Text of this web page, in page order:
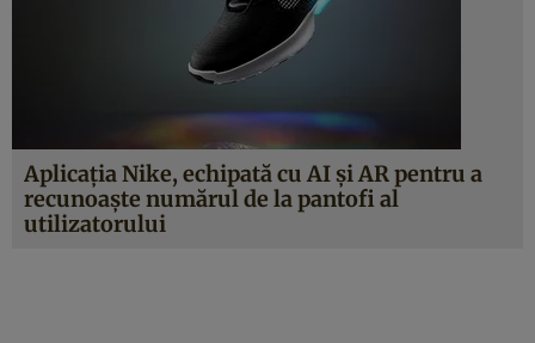
Aplicaţia Nike, echipată cu AI şi AR pentru a
recunoaşte numărul de la pantofi al
utilizatorului